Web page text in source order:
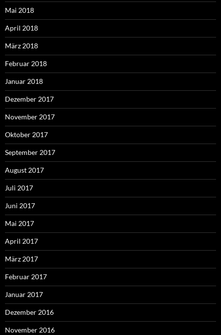
Mai 2018
April 2018
März 2018
Februar 2018
Januar 2018
Dezember 2017
November 2017
Oktober 2017
September 2017
August 2017
Juli 2017
Juni 2017
Mai 2017
April 2017
März 2017
Februar 2017
Januar 2017
Dezember 2016
November 2016